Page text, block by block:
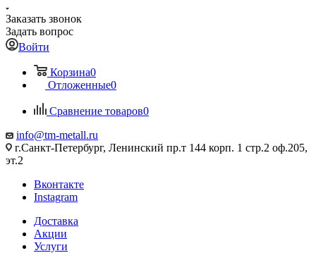
Заказать звонок
Задать вопрос
Войти
Корзина0
Отложенные0
Сравнение товаров0
info@tm-metall.ru
г.Санкт-Петербург, Ленинский пр.т 144 корп. 1 стр.2 оф.205,
эт.2
Вконтакте
Instagram
Доставка
Акции
Услуги